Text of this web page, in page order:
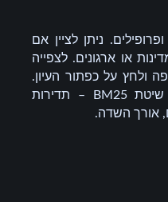
ניתן לציין אם
או ארגונים. לצפייה
ולחץ על כפתור העיון.
שיטת BM25
– תדירות
אורך השדה.